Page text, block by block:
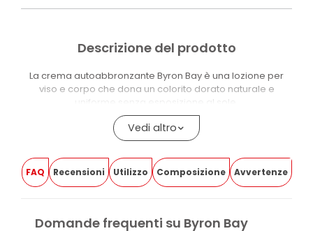
Descrizione del prodotto
La crema autoabbronzante Byron Bay è una lozione per
viso e corpo che dona un colorito dorato naturale e
uniforme senza esposizione al sole.
Sviluppa un risultato graduale ed è adatta a pelli da chiare
a medie.
Il DHA 100% naturale è l’agente autoabbronzante della
formula. Olio di Mandorle Dolci, Vitamina E e Glicerina
aiutano a mantenere la pelle morbida e idratata.
residui appiccicosi. La formula è vegana, non contiene filtri
Vedi altro
FAQ Recensioni Utilizzo Composizione Avvertenze
Domande frequenti su Byron Bay